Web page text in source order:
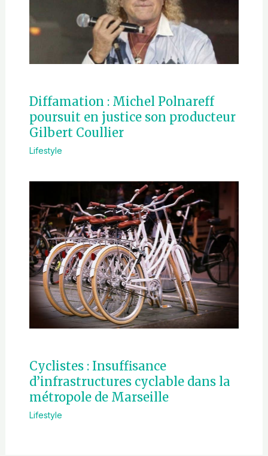
Diffamation : Michel Polnareff
poursuit en justice son producteur
Gilbert Coullier
Lifestyle
Cyclistes : Insuffisance
d’infrastructures cyclable dans la
métropole de Marseille
Lifestyle